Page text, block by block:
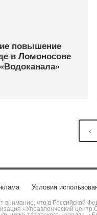
повышение
в Ломоносове
‹
Условия
внимание, что в Российской
«Управленческий